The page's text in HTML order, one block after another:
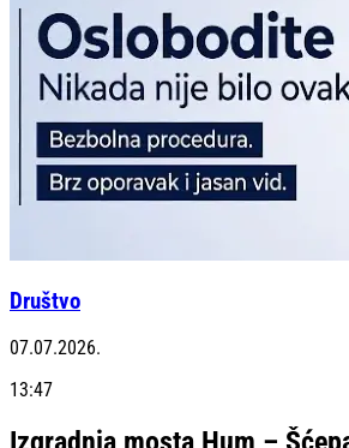
Društvo
07.07.2026.
13:47